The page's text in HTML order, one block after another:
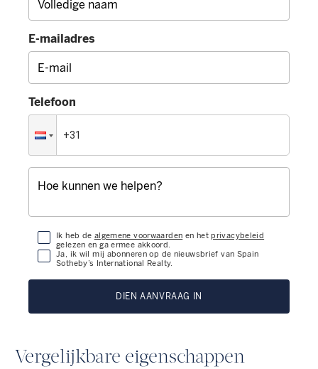
E-mailadres
Telefoon
Ik heb de algemene voorwaarden en hetprivacybeleid
gelezen en ga ermee akkoord.
Ja, ik wil mij abonneren op de nieuwsbrief van Spain
Sotheby’s International Realty.
DIEN AANVRAAG IN
Vergelijkbare eigenschappen